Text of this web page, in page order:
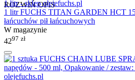
ROZWIŃ OPIS
1 litr FUCHS TITAN GARDEN HCT
łańcuchów pił łańcuchowych
W magazynie
4297 zł